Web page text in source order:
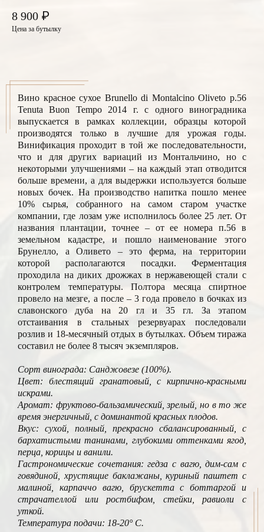
8 900 ₽
Цена за бутылку
Вино красное сухое Brunello di Montalcino Oliveto p.56
Tenuta Buon Tempo 2014 г. с одного виноградника
выпускается в рамках коллекции, образцы которой
производятся только в лучшие для урожая годы.
Винификация проходит в той же последовательности,
что и для других вариаций из Монтальчино, но с
некоторыми улучшениями – на каждый этап отводится
больше времени, а для выдержки используется больше
новых бочек. На производство напитка пошло менее
10% сырья, собранного на самом старом участке
компании, где лозам уже исполнилось более 25 лет. От
названия плантации, точнее – от ее номера п.56 в
земельном кадастре, и пошло наименование этого
Брунелло, а Оливето – это ферма, на территории
которой располагаются посадки. Ферментация
проходила на диких дрожжах в нержавеющей стали с
контролем температуры. Полтора месяца спиртное
провело на мезге, а после – 3 года провело в бочках из
славонского дуба на 20 гл и 35 гл. За этапом
отстаивания в стальных резервуарах последовали
розлив и 18-месячный отдых в бутылках. Объем тиража
составил не более 8 тысяч экземпляров.
Сорт винограда: Санджовезе (100%).
Цвет: блестящий гранатовый, с кирпично-красными
искрами.
Аромат: фруктово-бальзамический, зрелый, но в то же
время энергичный, с доминантой красных плодов.
Вкус: сухой, полный, прекрасно сбалансированный, с
бархатистыми танинами, глубокими оттенками ягод,
перца, корицы и ванили.
Гастрономические сочетания: гедза с вагю, дим-сам с
говядиной, хрустящие баклажаны, куриный паштет с
малиной, карпаччо вагю, брускетта с боттаргой и
страчателлой или ростбифом, стейки, равиоли с
уткой.
Температура подачи: 18-20° C.